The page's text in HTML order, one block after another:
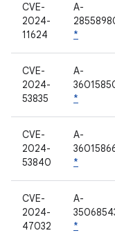
CVE-
2024-
11624
A-
*
CVE-
2024-
53835
A-
*
CVE-
2024-
53840
A-
*
CVE-
2024-
47032
A-
*